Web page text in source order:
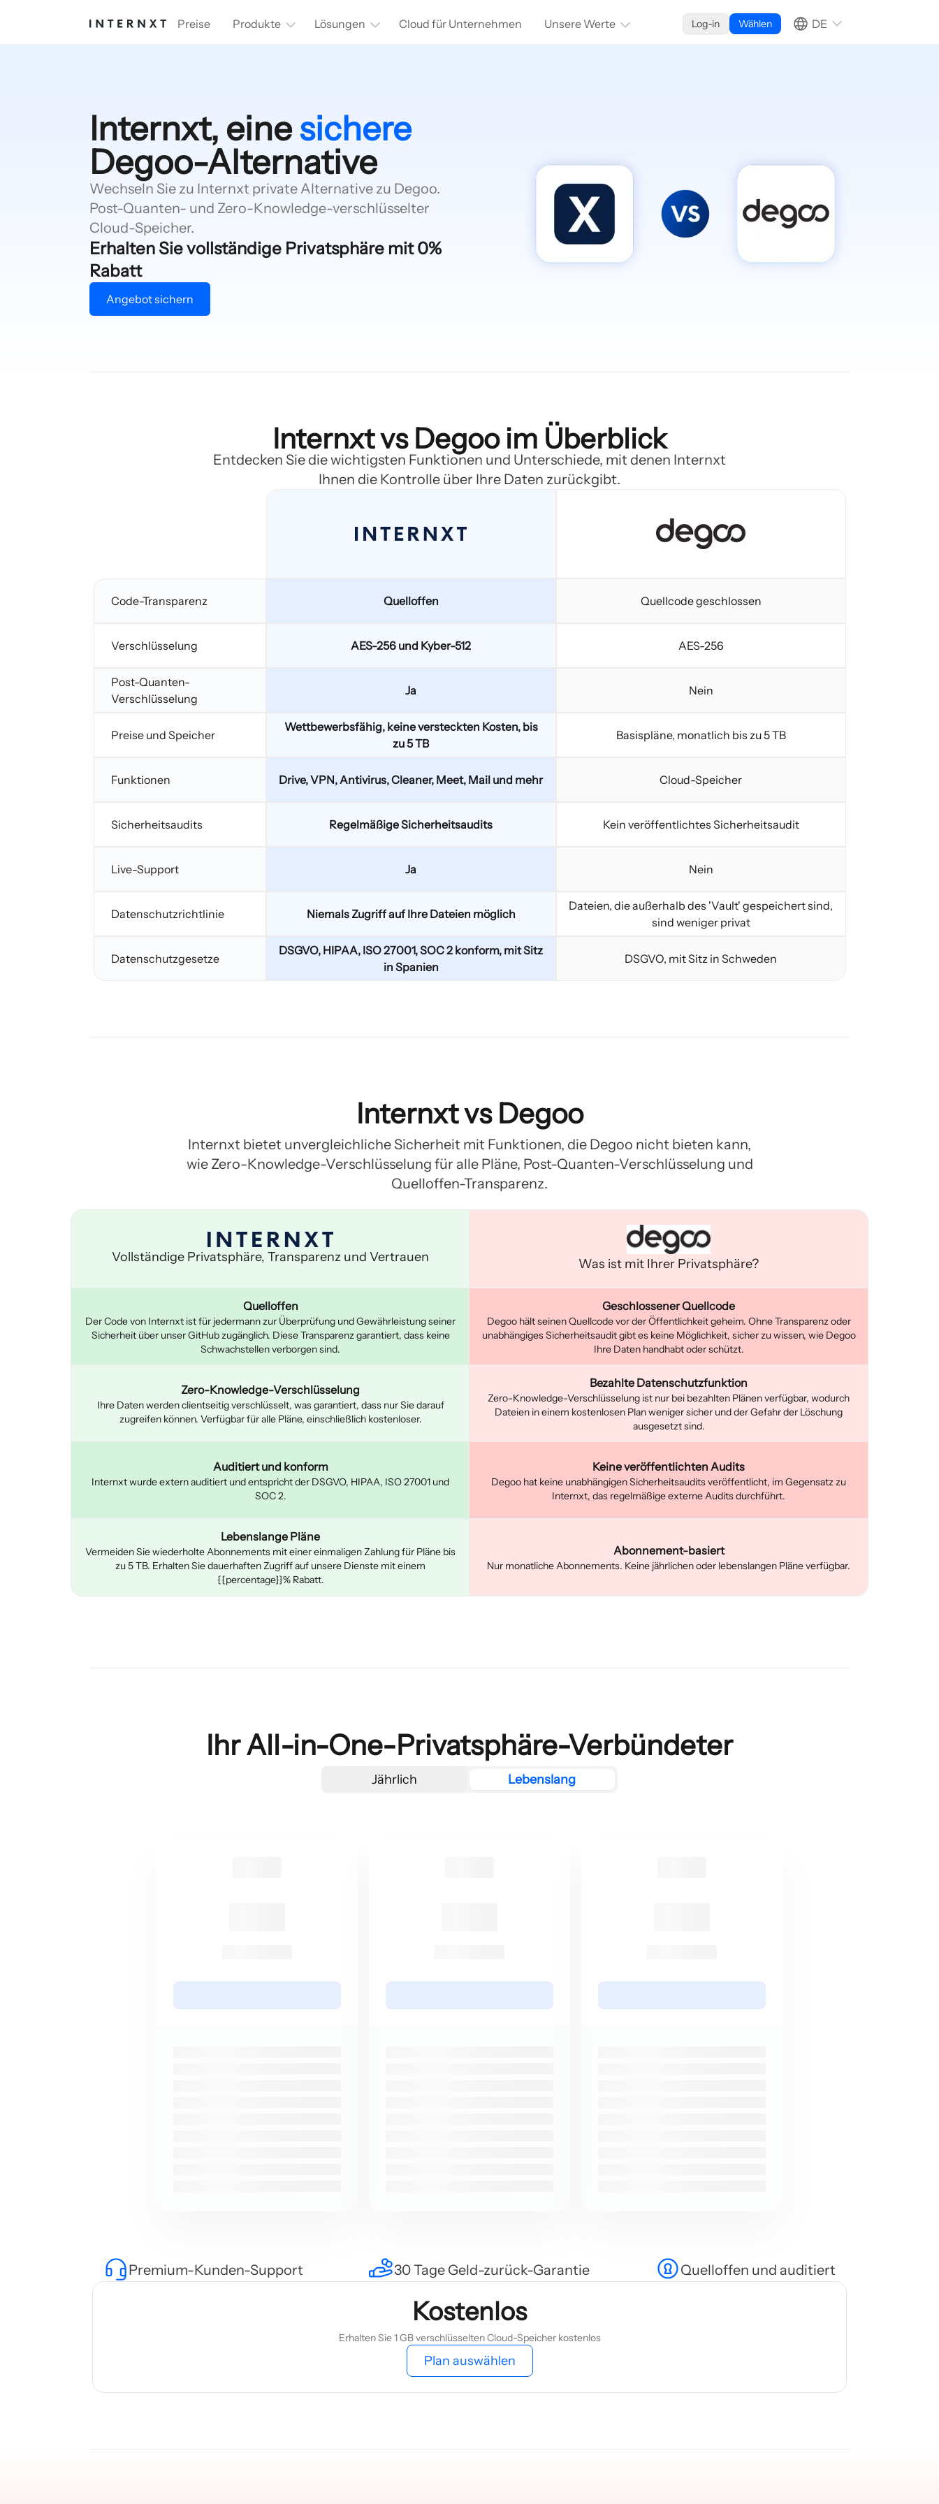
Preise Produkte Lösungen Cloud für Unternehmen Unsere Werte Log-in Wählen DE
Internxt, einesichere
Degoo-Alternative
Wechseln Sie zu Internxt private Alternative zu Degoo.
Post-Quanten- und Zero-Knowledge-verschlüsselter
Cloud-Speicher.
Erhalten Sie vollständige Privatsphäre mit 0%
Rabatt
Angebot sichern
Internxt vs Degoo im Überblick
Entdecken Sie die wichtigsten Funktionen und Unterschiede, mit denen Internxt
Ihnen die Kontrolle über Ihre Daten zurückgibt.
Code-Transparenz
Verschlüsselung
Post-Quanten-
Verschlüsselung
Preise und Speicher
Funktionen
Sicherheitsaudits
Live-Support
Datenschutzrichtlinie
Datenschutzgesetze
Quelloffen Quellcode geschlossen
AES-256 und Kyber-512 AES-256
Ja Nein
Wettbewerbsfähig, keine versteckten Kosten, bis
zu 5 TB
Basispläne, monatlich bis zu 5 TB
Drive, VPN, Antivirus, Cleaner, Meet, Mail und mehr Cloud-Speicher
Regelmäßige Sicherheitsaudits Kein veröffentlichtes Sicherheitsaudit
Ja Nein
Niemals Zugriff auf Ihre Dateien möglich
Dateien, die außerhalb des 'Vault' gespeichert sind,
sind weniger privat
DSGVO, HIPAA, ISO 27001, SOC 2 konform, mit Sitz
in Spanien
DSGVO, mit Sitz in Schweden
Internxt vs Degoo
Internxt bietet unvergleichliche Sicherheit mit Funktionen, die Degoo nicht bieten kann,
wie Zero-Knowledge-Verschlüsselung für alle Pläne, Post-Quanten-Verschlüsselung und
Quelloffen-Transparenz.
Vollständige Privatsphäre, Transparenz und Vertrauen
Quelloffen
Der Code von Internxt ist für jedermann zur Überprüfung und Gewährleistung seiner
Sicherheit über unser GitHub zugänglich. Diese Transparenz garantiert, dass keine
Schwachstellen verborgen sind.
Zero-Knowledge-Verschlüsselung
Ihre Daten werden clientseitig verschlüsselt, was garantiert, dass nur Sie darauf
zugreifen können. Verfügbar für alle Pläne, einschließlich kostenloser.
Auditiert und konform
Internxt wurde extern auditiert und entspricht der DSGVO, HIPAA, ISO 27001 und
SOC 2.
Lebenslange Pläne
Vermeiden Sie wiederholte Abonnements mit einer einmaligen Zahlung für Pläne bis
zu 5 TB. Erhalten Sie dauerhaften Zugriff auf unsere Dienste mit einem
{{percentage}}% Rabatt.
Was ist mit Ihrer Privatsphäre?
Geschlossener Quellcode
Degoo hält seinen Quellcode vor der Öffentlichkeit geheim. Ohne Transparenz oder
unabhängiges Sicherheitsaudit gibt es keine Möglichkeit, sicher zu wissen, wie Degoo
Ihre Daten handhabt oder schützt.
Bezahlte Datenschutzfunktion
Zero-Knowledge-Verschlüsselung ist nur bei bezahlten Plänen verfügbar, wodurch
Dateien in einem kostenlosen Plan weniger sicher und der Gefahr der Löschung
ausgesetzt sind.
Keine veröffentlichten Audits
Degoo hat keine unabhängigen Sicherheitsaudits veröffentlicht, im Gegensatz zu
Internxt, das regelmäßige externe Audits durchführt.
Abonnement-basiert
Nur monatliche Abonnements. Keine jährlichen oder lebenslangen Pläne verfügbar.
Ihr All-in-One-Privatsphäre-Verbündeter
Jährlich Lebenslang
Premium-Kunden-Support 30 Tage Geld-zurück-Garantie Quelloffen und auditiert
Kostenlos
Erhalten Sie 1 GB verschlüsselten Cloud-Speicher kostenlos
Plan auswählen